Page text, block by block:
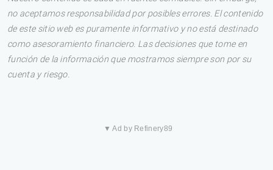
no aceptamos responsabilidad por posibles errores. El contenido
de este sitio web es puramente informativo y no está destinado
como asesoramiento financiero. Las decisiones que tome en
función de la información que mostramos siempre son por su
cuenta y riesgo.
▼ Ad by Refinery89